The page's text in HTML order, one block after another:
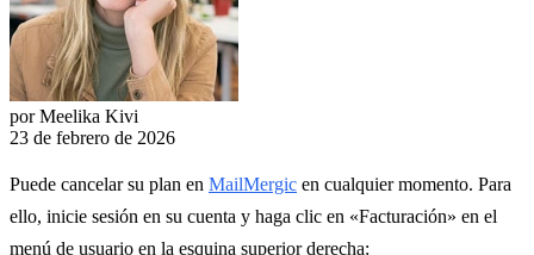
por Meelika Kivi
23 de febrero de 2026
Puede cancelar su plan en MailMergic en cualquier momento. Para
ello, inicie sesión en su cuenta y haga clic en «Facturación» en el
menú de usuario en la esquina superior derecha: